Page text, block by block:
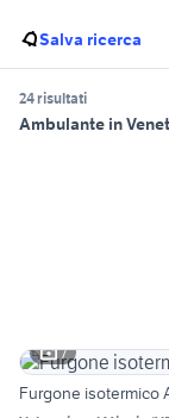
Salva ricerca
24 risultati
Ambulante in
7
Furgone isotermico